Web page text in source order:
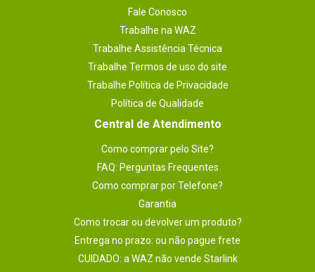
Fale Conosco
Trabalhe na WAZ
Trabalhe Assistência Técnica
Trabalhe Termos de uso do site
Trabalhe Política de Privacidade
Política de Qualidade
Central de Atendimento
Como comprar pelo Site?
FAQ: Perguntas Frequentes
Como comprar por Telefone?
Garantia
Como trocar ou devolver um produto?
Entrega no prazo: ou não pague frete
CUIDADO: a WAZ não vende Starlink